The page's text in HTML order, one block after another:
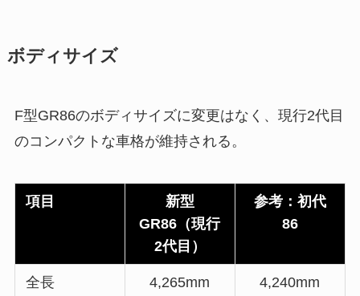
ボディサイズ
F型GR86のボディサイズに変更はなく、現行2代目
のコンパクトな車格が維持される。
項目
新型
GR86（現行
2代目）
参考：初代
86
全長 4,265mm 4,240mm